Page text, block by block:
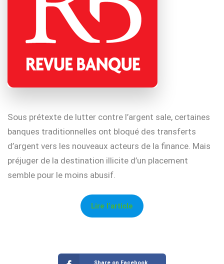
Sous prétexte de lutter contre l’argent sale, certaines
banques traditionnelles ont bloqué des transferts
d’argent vers les nouveaux acteurs de la finance. Mais
préjuger de la destination illicite d’un placement
semble pour le moins abusif.
Lire l’article